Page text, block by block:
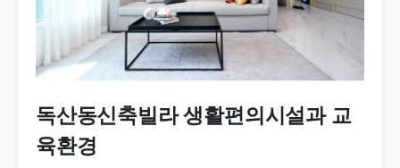
독산동신축빌라 생활편의시설과 교
육환경